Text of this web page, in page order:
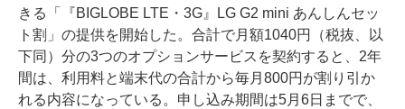
きる「『BIGLOBE LTE・3G』LG G2 mini あんしんセッ
ト割」の提供を開始した。合計で月額1040円（税抜、以
下同）分の3つのオプションサービスを契約すると、2年
間は、利用料と端末代の合計から毎月800円が割り引か
れる内容になっている。申し込み期間は5月6日までで、